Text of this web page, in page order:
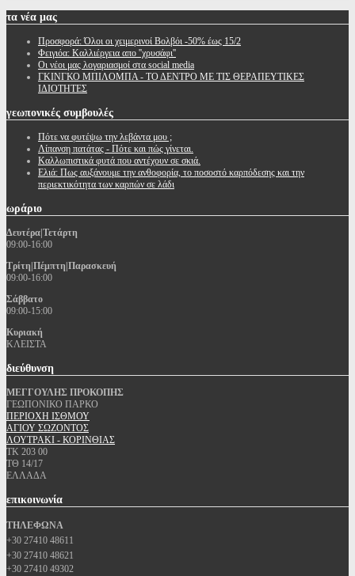
τα νέα μας
Προσφορά: Όλοι οι χειμερινοί Βολβόι -50% έως 15/2
Φειγιόα: Καλλιέργεια απο ''χρυσάφι''
Oι νέοι μας λογαριασμοί στα social media
ΓΚΙΝΓΚΟ ΜΠΙΛΟΜΠΑ - ΤΟ ΔΕΝΤΡΟ ΜΕ ΤΙΣ ΘΕΡΑΠΕΥΤΙΚΕΣ
ΙΔΙΟΤΗΤΕΣ
γεωπονικές συμβουλές
Πότε να φυτέψω την λεβάντα μου ;
Λίπανση πατάτας - Πότε και πώς γίνεται.
Καλλωπιστικά φυτά που αντέχουν σε σκιά.
Ελιά: Πως αυξάνουμε την ανθοφορία, το ποσοστό καρπόδεσης και την
περιεκτικότητα των καρπών σε λάδι
ωράριο
Δευτέρα|Τετάρτη
09:00-16:00
Τρίτη|Πέμπτη|Παρασκευή
09:00-16:00
Σάββατο
09:00-15:00
Κυριακή
ΚΛΕΙΣΤΑ
διεύθυνση
ΜΕΓΓΟΥΛΗΣ ΠΡΟΚΟΠΗΣ
ΓΕΩΠΟΝΙΚΟ ΠΑΡΚΟ
ΠΕΡΙΟΧΗ ΙΣΘΜΟΥ
ΑΓΙΟΥ ΣΩΖΟΝΤΟΣ
ΛΟΥΤΡΑΚΙ - ΚΟΡΙΝΘΙΑΣ
ΤΚ 203 00
ΤΘ 14/17
ΕΛΛΑΔΑ
επικοινωνία
ΤΗΛΕΦΩΝΑ
+30 27410 48611
+30 27410 48621
+30 27410 49302